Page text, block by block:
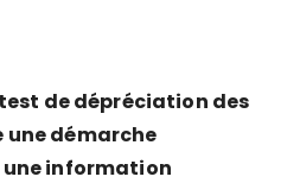
de dépréciation des
démarche
information